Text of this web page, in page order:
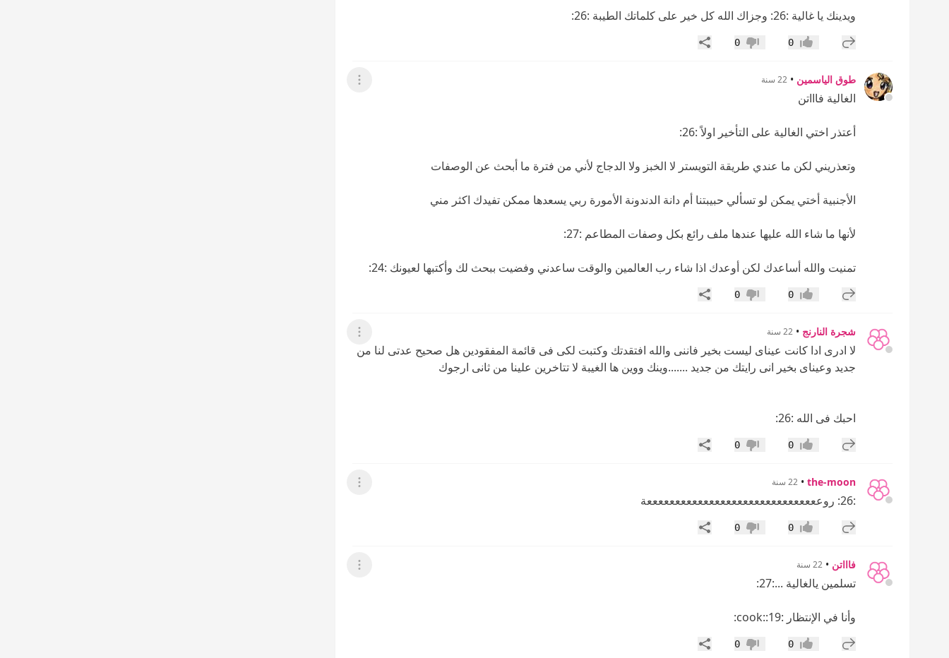
ويدينك يا غالية :26: وجزاك الله كل خير على كلماتك الطيبة :26:
إضافة رد جديد
إعجاب0 عدم إعجاب
0 مشاركة
طوق الياسمين • 22 سنة عرض القائمة
الغالية فاااتن
أعتذر اختي الغالية على التأخير اولاً :26:
وتعذريني لكن ما عندي طريقة التويستر لا الخبز ولا الدجاج لأني من فترة ما أبحث عن الوصفات
الأجنبية أختي يمكن لو تسألي حبيبتنا أم دانة الدندونة الأمورة ربي يسعدها ممكن تفيدك اكثر مني
لأنها ما شاء الله عليها عندها ملف رائع بكل وصفات المطاعم :27:
تمنيت والله أساعدك لكن أوعدك اذا شاء رب العالمين والوقت ساعدني وفضيت ببحث لك وأكتبها لعيونك :24:
إضافة رد جديد
إعجاب0 عدم إعجاب
0 مشاركة
شجرة النارنج • 22 سنة عرض القائمة
لا ادرى ادا كانت عيناى ليست بخير فاننى والله افتقدتك وكتبت لكى فى قائمة المفقودين هل صحيح عدتى لنا من
جديد وعيناى بخير انى رايتك من جديد .......وينك ووين ها الغيبة لا تتاخرين علينا من ثانى ارجوك
احبك فى الله :26:
إضافة رد جديد
إعجاب0 عدم إعجاب
0 مشاركة
the-moon
• 22 سنة عرض القائمة
:26: روعععععععععععععععععععععععععععععععة
إضافة رد جديد
إعجاب0 عدم إعجاب
0 مشاركة
فاااتن • 22 سنة عرض القائمة
تسلمين يالغالية ...:27:
وأنا في الإنتظار :19::cook:
إضافة رد جديد
إعجاب0 عدم إعجاب
0 مشاركة